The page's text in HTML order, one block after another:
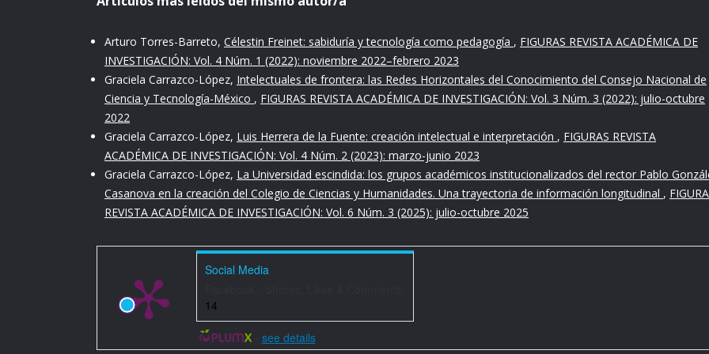
México: Siglo XXI Editores.
Ortega y Gasset, José. 2015. Misión de la Universidad. Santiago Fortuño
Llorens (Ed.). España: Cátedra (Letras Hispánicas).
Quintanilla, Susana. 2017. “Por qué importa Vasconcelos”. Revista Mexicana
de Investigación Educativa 22, no. 75, (Octubre).
https://www.redalyc.org/journal/140/14054387013/html/
Said, Edward W. 2009. Representaciones del intelectual. México: Debate.
Vasconcelos, José. 2011. La creación de la Secretaría de Educación Pública.
México: Instituto Nacional de Estudios Históricos.
Arturo Torres-Barreto, Célestin Freinet: sabiduría y tecnología como pedagogía , FIGURAS REVISTA ACADÉMICA DE
INVESTIGACIÓN: Vol. 4 Núm. 1 (2022): noviembre 2022–febrero 2023
Graciela Carrazco-López, Intelectuales de frontera: las Redes Horizontales del Conocimiento del Consejo Nacional de
Ciencia y Tecnología-México , FIGURAS REVISTA ACADÉMICA DE INVESTIGACIÓN: Vol. 3 Núm. 3 (2022): julio-octubre
2022
Graciela Carrazco-López, Luis Herrera de la Fuente: creación intelectual e interpretación , FIGURAS REVISTA
ACADÉMICA DE INVESTIGACIÓN: Vol. 4 Núm. 2 (2023): marzo-junio 2023
Graciela Carrazco-López, La Universidad escindida: los grupos académicos institucionalizados del rector Pablo
Casanova en la creación del Colegio de Ciencias y Humanidades. Una trayectoria de información longitudinal ,
REVISTA ACADÉMICA DE INVESTIGACIÓN: Vol. 6 Núm. 3 (2025): julio-octubre 2025
Social Media
14
- see details